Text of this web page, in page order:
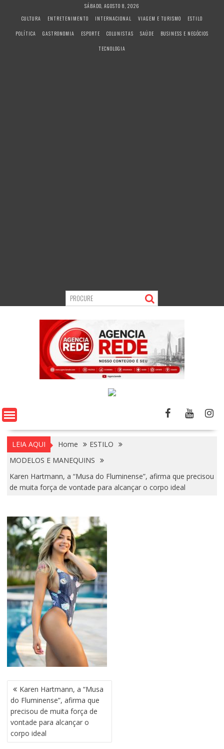
SÁBADO, AGOSTO 8, 2026
CULTURA
ENTRETENIMENTO INTERNACIONAL VIAGEM E TURISMO
ESTILO
POLÍTICA
GASTRONOMIA ESPORTE COLUNISTAS SAÚDE
BUSINESS E NEGÓCIOS
TECNOLOGIA
LEIA AQUI Home
ESTILO
MODELOS E MANEQUINS
Karen Hartmann, a “Musa do Fluminense”, afirma que precisou
de muita força de vontade para alcançar o corpo ideal
N
A
V
E
G
A
Karen Hartmann, a “Musa
do Fluminense”, afirma que
precisou de muita força de
vontade para alcançar o
corpo ideal